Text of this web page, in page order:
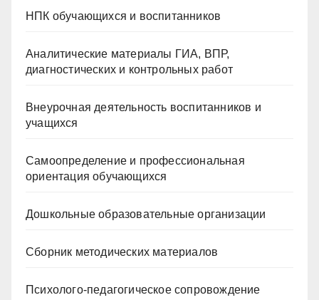
НПК обучающихся и воспитанников
Аналитические материалы ГИА, ВПР,
диагностических и контрольных работ
Внеурочная деятельность воспитанников и
учащихся
Самоопределение и профессиональная
ориентация обучающихся
Дошкольные образовательные организации
Сборник методических материалов
Психолого-педагогическое сопровождение